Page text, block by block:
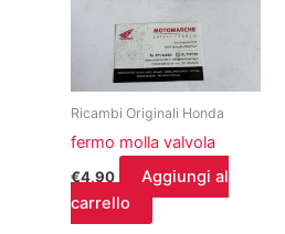
Ricambi Originali Honda
fermo molla valvola
€4,90
Aggiungi al
carrello